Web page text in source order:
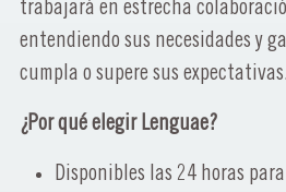
trabajará en estrecha
entendiendo sus necesidades y
cumpla o supere sus expectativas.
¿Por qué elegir Lenguae?
Disponibles las 24 horas